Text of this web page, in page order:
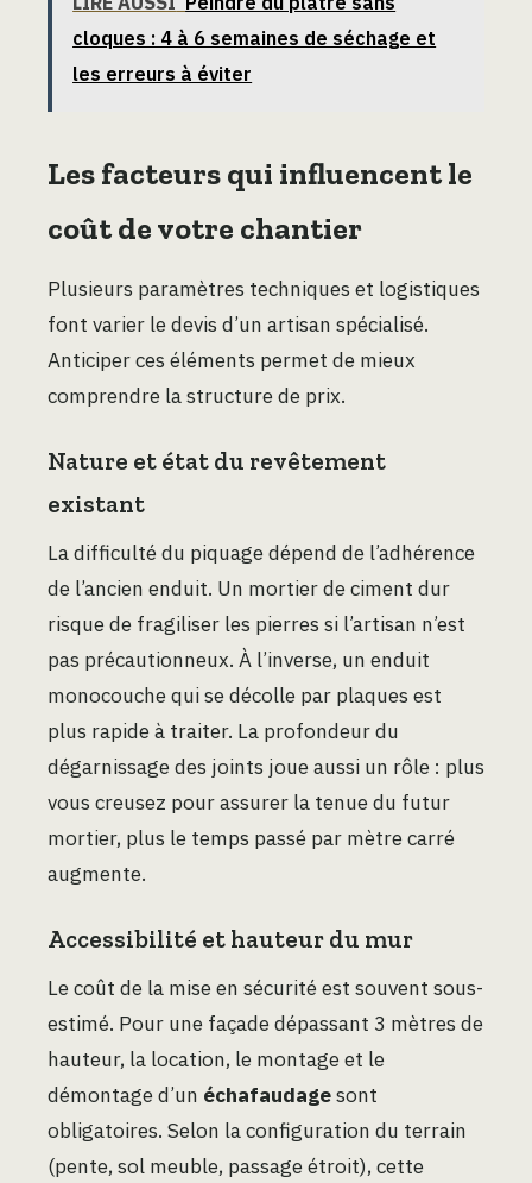
cloques : 4 à 6 semaines de séchage et
les erreurs à éviter
Les facteurs qui influencent le
coût de votre chantier
Plusieurs paramètres techniques et logistiques
font varier le devis d’un artisan spécialisé.
Anticiper ces éléments permet de mieux
comprendre la structure de prix.
Nature et état du revêtement
existant
La difficulté du piquage dépend de l’adhérence
de l’ancien enduit. Un mortier de ciment dur
risque de fragiliser les pierres si l’artisan n’est
pas précautionneux. À l’inverse, un enduit
monocouche qui se décolle par plaques est
plus rapide à traiter. La profondeur du
dégarnissage des joints joue aussi un rôle : plus
vous creusez pour assurer la tenue du futur
mortier, plus le temps passé par mètre carré
augmente.
Accessibilité et hauteur du mur
Le coût de la mise en sécurité est souvent sous-
estimé. Pour une façade dépassant 3 mètres de
hauteur, la location, le montage et le
démontage d’un échafaudagesont
obligatoires. Selon la configuration du terrain
(pente, sol meuble, passage étroit), cette